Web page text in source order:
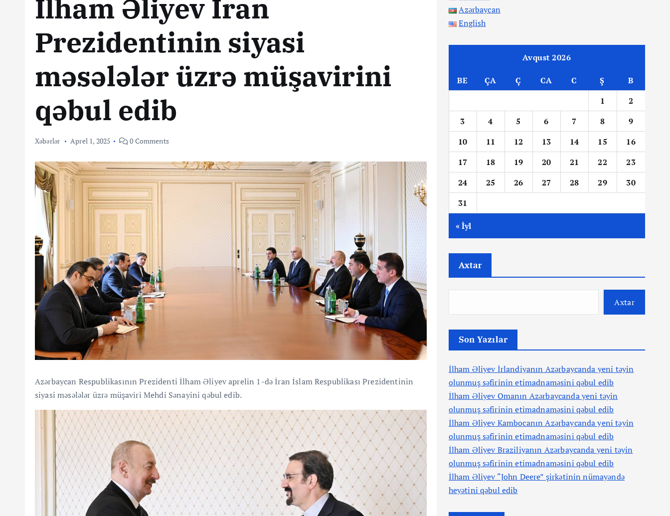
İlham Əliyev İran
Prezidentinin siyasi
məsələlər üzrə müşavirini
qəbul edib
Xəbərlər Aprel 1, 2025 0 Comments
Azərbaycan Respublikasının Prezidenti İlham Əliyev aprelin 1-də İran İslam Respublikası Prezidentinin
siyasi məsələlər üzrə müşaviri Mehdi Sənayini qəbul edib.
Azərbaycan
English
Avqust 2026
BE ÇA Ç CA C Ş
B
1
2
3
4 5 6 7 8
9
10
11 12 13 14 15
16
17
18 19 20 21 22
23
24
25 26 27 28 29
30
31
« İyl
Axtar
Axtar
Son Yazılar
İlham Əliyev İrlandiyanın Azərbaycanda yeni təyin
olunmuş səfirinin etimadnaməsini qəbul edib
İlham Əliyev Omanın Azərbaycanda yeni təyin
olunmuş səfirinin etimadnaməsini qəbul edib
İlham Əliyev Kambocanın Azərbaycanda yeni təyin
olunmuş səfirinin etimadnaməsini qəbul edib
İlham Əliyev Braziliyanın Azərbaycanda yeni təyin
olunmuş səfirinin etimadnaməsini qəbul edib
İlham Əliyev “John Deere” şirkətinin nümayəndə
heyətini qəbul edib